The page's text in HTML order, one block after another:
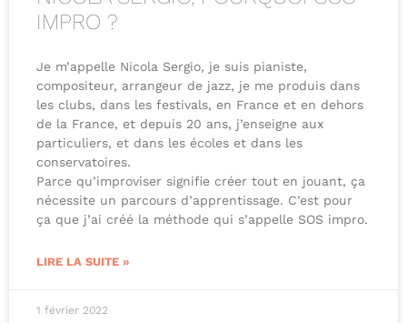
IMPRO ?
Je m’appelle Nicola Sergio, je suis pianiste,
compositeur, arrangeur de jazz, je me produis dans
les clubs, dans les festivals, en France et en dehors
de la France, et depuis 20 ans, j’enseigne aux
particuliers, et dans les écoles et dans les
conservatoires.
Parce qu’improviser signifie créer tout en jouant, ça
nécessite un parcours d’apprentissage. C’est pour
ça que j’ai créé la méthode qui s’appelle SOS impro.
LIRE LA SUITE »
1 février 2022